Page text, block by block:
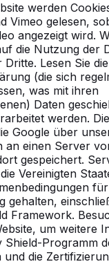
werden
Vimeo gelesen,
angezeigt wird.
die Nutzung der
Lesen Sie
(die sich
was mit ihren
Daten
werden. Die
Google über
an einen Server
gespeichert.
Vereinigten
gehalten,
Framework.
um weitere
Shield-Programm
die
25